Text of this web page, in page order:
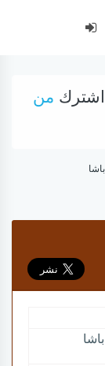
اشترك من